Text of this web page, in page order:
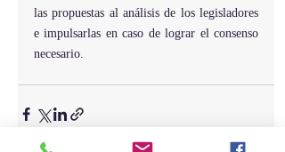
las propuestas al análisis de los legisladores
e impulsarlas en caso de lograr el consenso
necesario.